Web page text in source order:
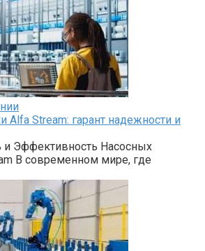
Alfa Stream: гарант надежности и
и Эффективность Насосных
В современном мире, где